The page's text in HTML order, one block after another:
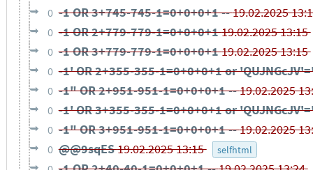
0 -1 OR 3+745-745-1=0+0+0+1 --19.02.2025
0 -1 OR 2+779-779-1=0+0+0+119.02.2025 13:15
0 -1 OR 3+779-779-1=0+0+0+119.02.2025 13:15
0 -1' OR 2+355-355-1=0+0+0+1 or
0 -1" OR 2+951-951-1=0+0+0+1 --19.02.2025
0 -1' OR 3+355-355-1=0+0+0+1 or
0 -1" OR 3+951-951-1=0+0+0+1 --19.02.2025
0 @@9sqES19.02.2025 13:15 selfhtml